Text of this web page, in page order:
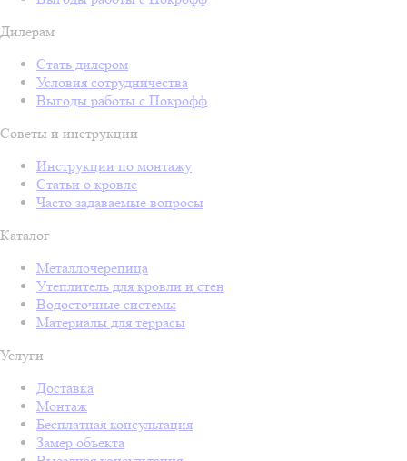
Дилерам
Стать дилером
Условия сотрудничества
Выгоды работы с Покрофф
Советы и инструкции
Инструкции по монтажу
Статьи о кровле
Часто задаваемые вопросы
Каталог
Металлочерепица
Утеплитель для кровли и стен
Водосточные системы
Материалы для террасы
Услуги
Доставка
Монтаж
Бесплатная консультация
Замер объекта